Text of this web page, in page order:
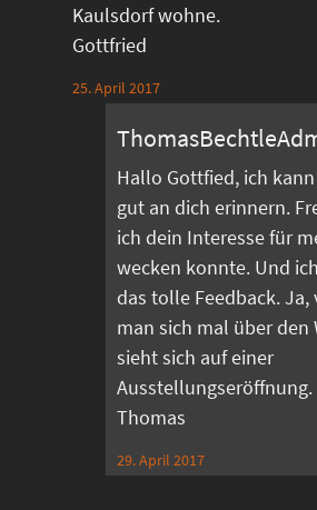
Kaulsdorf wohne.
Gottfried
25. April 2017
Hallo Gottfied, ich
gut an dich erinnern.
ich dein Interesse für
wecken konnte. Und
das tolle Feedback.
man sich mal über den
sieht sich auf einer
Ausstellungseröffnung.
Thomas
29. April 2017